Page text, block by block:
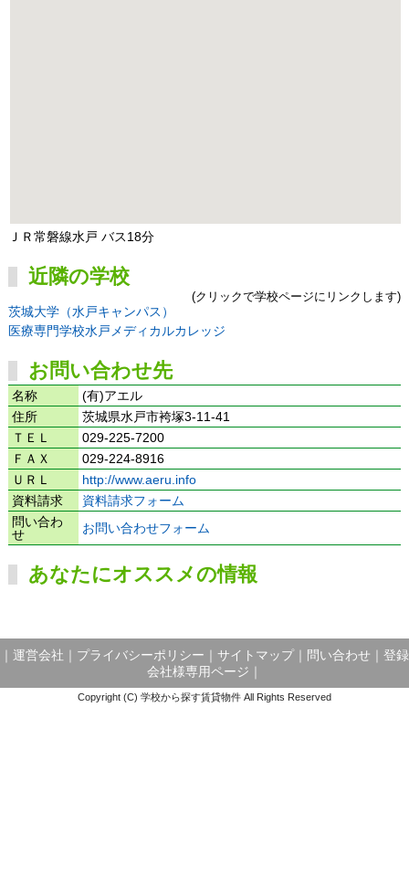
ＪＲ常磐線水戸 バス18分
近隣の学校
(クリックで学校ページにリンクします)
茨城大学（水戸キャンパス）
医療専門学校水戸メディカルカレッジ
お問い合わせ先
名称
(有)アエル
住所
茨城県水戸市袴塚3-11-41
ＴＥＬ
029-225-7200
ＦＡＸ
029-224-8916
ＵＲＬ
http://www.aeru.info
資料請求
資料請求フォーム
問い合わ
せ
お問い合わせフォーム
あなたにオススメの情報
運営会社 プライバシーポリシー サイトマップ｜ 問い合わせ
登録
会社様専用ページ
Copyright (C) 学校から探す賃貸物件 All Rights Reserved